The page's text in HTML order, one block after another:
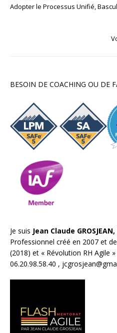
Adopter le Processus Unifié,
BESOIN DE COACHING OU DE
Je suis Jean Claude GROSJEAN,
Professionnel créé en 2007 et
(2018) et « Révolution RH Agile
06.20.98.58.40 ,